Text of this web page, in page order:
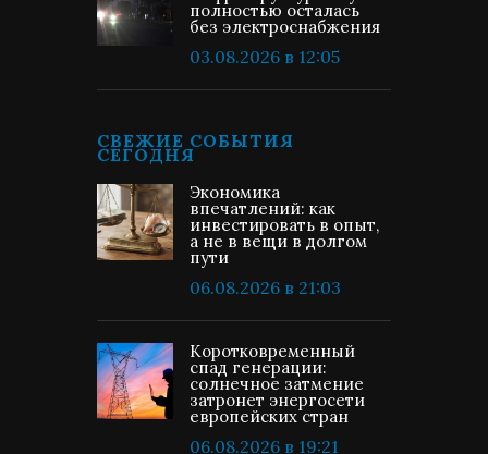
полностью осталась
без электроснабжения
03.08.2026 в 12:05
СВЕЖИЕ СОБЫТИЯ
СЕГОДНЯ
Экономика
впечатлений: как
инвестировать в опыт,
а не в вещи в долгом
пути
06.08.2026 в 21:03
Коротковременный
спад генерации:
солнечное затмение
затронет энергосети
европейских стран
06.08.2026 в 19:21